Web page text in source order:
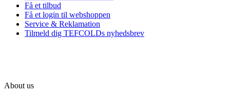
Få et tilbud
Få et login til webshoppen
Service & Reklamation
Tilmeld dig TEFCOLDs nyhedsbrev
About us